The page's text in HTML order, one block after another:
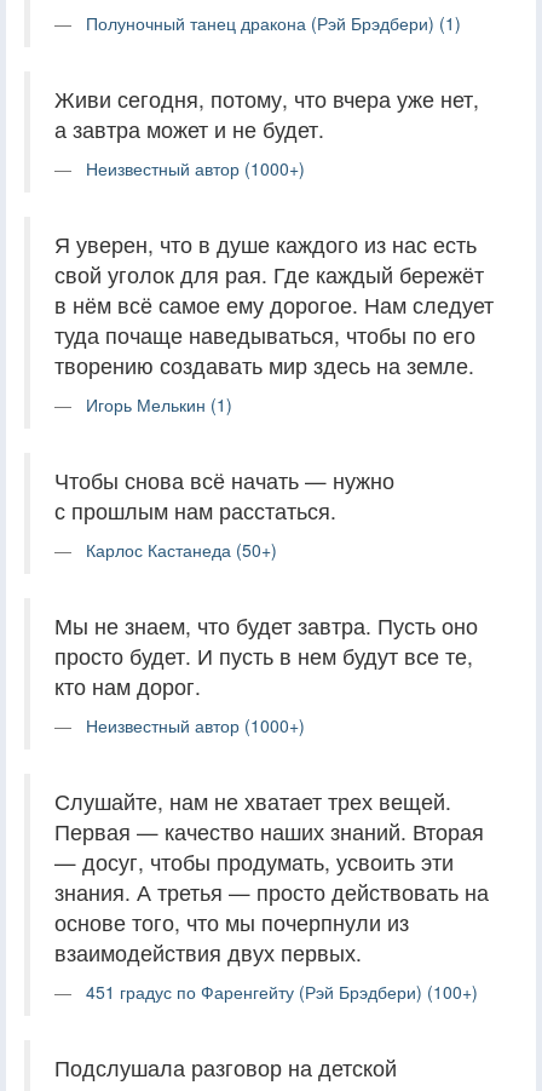
Полуночный танец дракона (Рэй Брэдбери) (1)
Живи сегодня, потому, что вчера уже нет,
а завтра может и не будет.
Неизвестный автор (1000+)
Я уверен, что в душе каждого из нас есть
свой уголок для рая. Где каждый бережёт
в нём всё самое ему дорогое. Нам следует
туда почаще наведываться, чтобы по его
творению создавать мир здесь на земле.
Игорь Мелькин (1)
Чтобы снова всё начать — нужно
с прошлым нам расстаться.
Карлос Кастанеда (50+)
Мы не знаем, что будет завтра. Пусть оно
просто будет. И пусть в нем будут все те,
кто нам дорог.
Неизвестный автор (1000+)
Слушайте, нам не хватает трех вещей.
Первая — качество наших знаний. Вторая
— досуг, чтобы продумать, усвоить эти
знания. А третья — просто действовать на
основе того, что мы почерпнули из
взаимодействия двух первых.
451 градус по Фаренгейту (Рэй Брэдбери) (100+)
Подслушала разговор на детской